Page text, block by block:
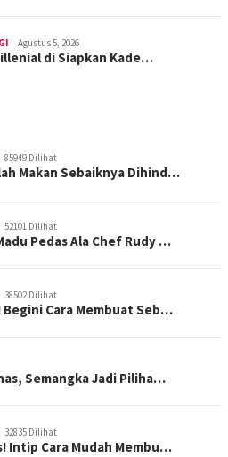
Agustus 5, 2026
di Siapkan Kade…
85949 Dilihat
Makan Sebaiknya Dihind…
52101 Dilihat
Pedas Ala Chef Rudy …
38502 Dilihat
Begini Cara Membuat Seb…
Semangka Jadi Piliha…
32835 Dilihat
Intip Cara Mudah Membu…